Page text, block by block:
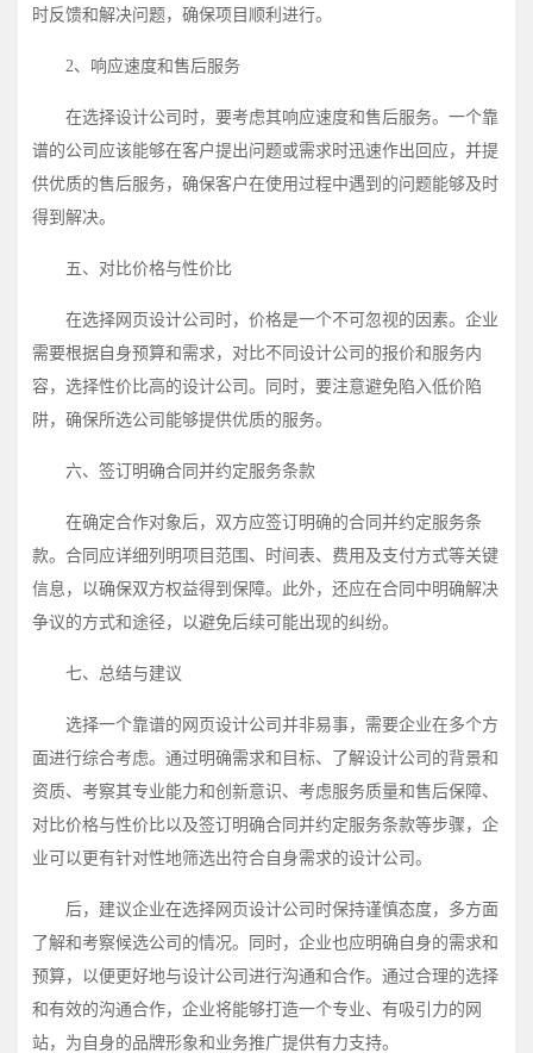
时反馈和解决问题，确保项目顺利进行。
2、响应速度和售后服务
在选择设计公司时，要考虑其响应速度和售后服务。一个靠
谱的公司应该能够在客户提出问题或需求时迅速作出回应，并提
供优质的售后服务，确保客户在使用过程中遇到的问题能够及时
得到解决。
五、对比价格与性价比
在选择网页设计公司时，价格是一个不可忽视的因素。企业
需要根据自身预算和需求，对比不同设计公司的报价和服务内
容，选择性价比高的设计公司。同时，要注意避免陷入低价陷
阱，确保所选公司能够提供优质的服务。
六、签订明确合同并约定服务条款
在确定合作对象后，双方应签订明确的合同并约定服务条
款。合同应详细列明项目范围、时间表、费用及支付方式等关键
信息，以确保双方权益得到保障。此外，还应在合同中明确解决
争议的方式和途径，以避免后续可能出现的纠纷。
七、总结与建议
选择一个靠谱的网页设计公司并非易事，需要企业在多个方
面进行综合考虑。通过明确需求和目标、了解设计公司的背景和
资质、考察其专业能力和创新意识、考虑服务质量和售后保障、
对比价格与性价比以及签订明确合同并约定服务条款等步骤，企
业可以更有针对性地筛选出符合自身需求的设计公司。
后，建议企业在选择网页设计公司时保持谨慎态度，多方面
了解和考察候选公司的情况。同时，企业也应明确自身的需求和
预算，以便更好地与设计公司进行沟通和合作。通过合理的选择
和有效的沟通合作，企业将能够打造一个专业、有吸引力的网
站，为自身的品牌形象和业务推广提供有力支持。